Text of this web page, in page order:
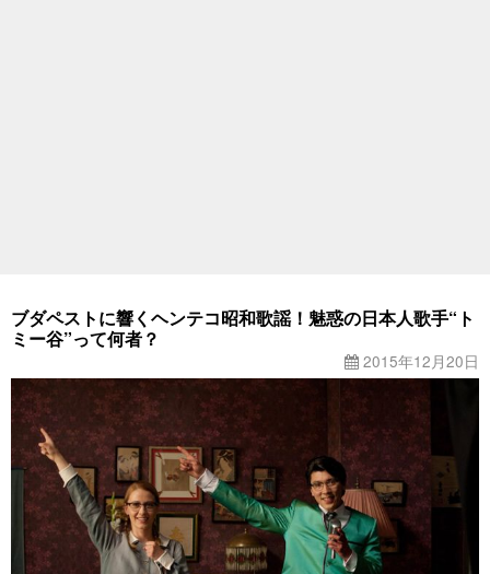
ブダペストに響くヘンテコ昭和歌謡！魅惑の日本人歌手“ト
ミー谷”って何者？
2015年12月20日